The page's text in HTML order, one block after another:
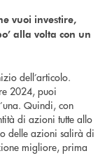
vuoi investire,
alla volta con un
dell’articolo.
2024, puoi
Quindi, con
di azioni tutte allo
delle azioni salirà di
migliore, prima